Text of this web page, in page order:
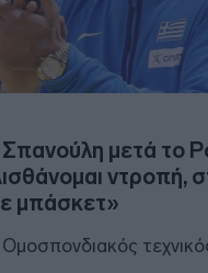
μετά το
ντροπή,
μπάσκετ»